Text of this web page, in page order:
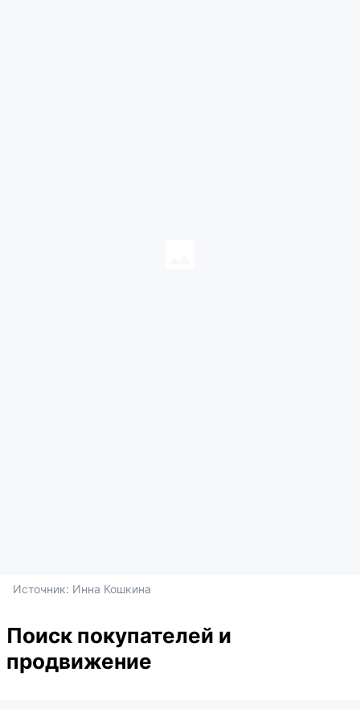
Источник: Инна Кошкина
Поиск покупателей и
продвижение